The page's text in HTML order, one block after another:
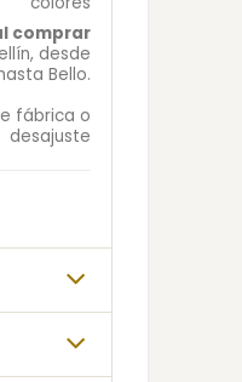
comprar
desde
Bello.
fábrica o
desajuste